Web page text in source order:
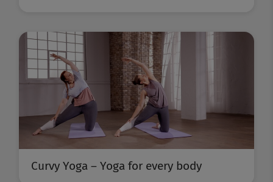
Curvy Yoga – Yoga for every body